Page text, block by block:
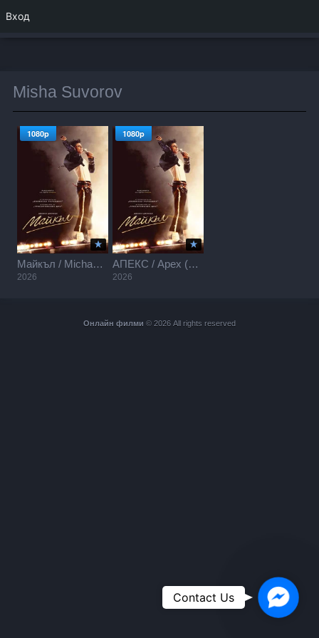
Misha Suvorov
Майкъл / Michael (2026)
2026
1080p
АПЕКС / Apex (2026)
2026
1080p
Онлайн филми © 2026 All rights reserved
Вход
Contact Us